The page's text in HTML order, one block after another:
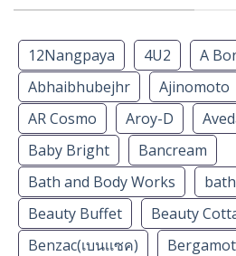
12Nangpaya 4U2
A
Abhaibhubejhr
Ajinomoto
AR Cosmo
Aroy-D
Baby Bright
Bancream
Bath and Body Works
Beauty Buffet
Beauty
Benzac(เบนเเซค)
Bergamot